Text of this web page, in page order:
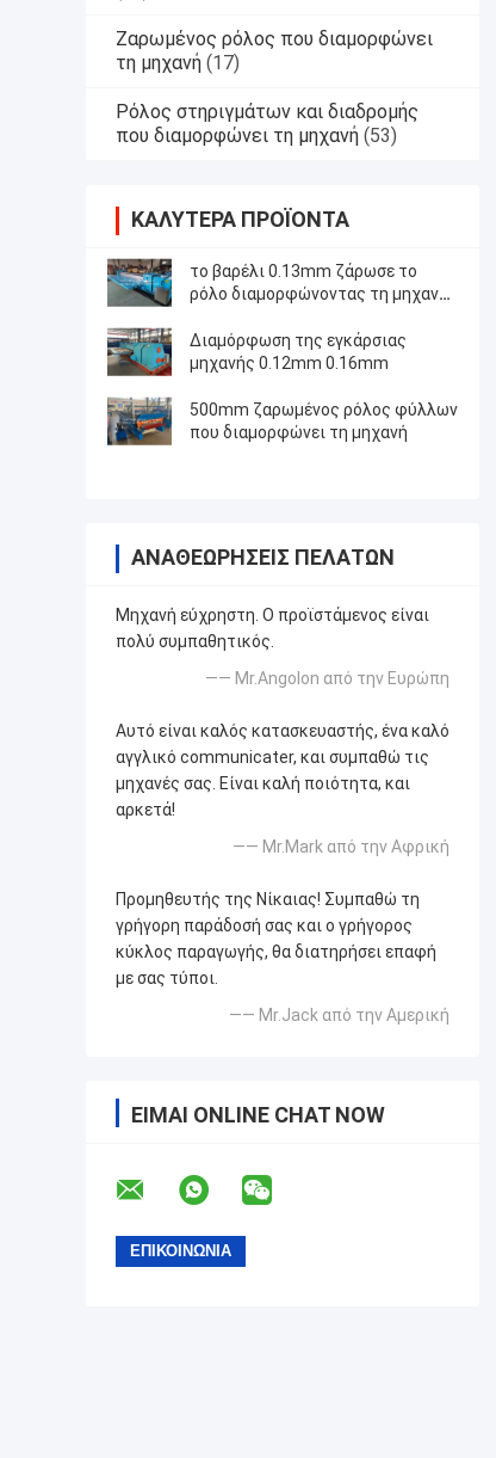
Ζαρωμένος ρόλος που διαμορφώνει
τη μηχανή (17)
Ρόλος στηριγμάτων και διαδρομής
που διαμορφώνει τη μηχανή (53)
ΚΑΛΎΤΕΡΑ ΠΡΟΪΌΝΤΑ
το βαρέλι 0.13mm ζάρωσε το
ρόλο διαμορφώνοντας τη μηχανή
Διαμόρφωση της εγκάρσιας
μηχανής 0.12mm 0.16mm
500mm ζαρωμένος ρόλος φύλλων
που διαμορφώνει τη μηχανή
ΑΝΑΘΕΩΡΉΣΕΙΣ ΠΕΛΑΤΏΝ
Μηχανή εύχρηστη. Ο προϊστάμενος είναι
πολύ συμπαθητικός.
—— Mr.Angolon από την Ευρώπη
Αυτό είναι καλός κατασκευαστής, ένα καλό
αγγλικό communicater, και συμπαθώ τις
μηχανές σας. Είναι καλή ποιότητα, και
αρκετά!
—— Mr.Mark από την Αφρική
Προμηθευτής της Νίκαιας! Συμπαθώ τη
γρήγορη παράδοσή σας και ο γρήγορος
κύκλος παραγωγής, θα διατηρήσει επαφή
με σας τύποι.
—— Mr.Jack από την Αμερική
ΕΊΜΑΙ ONLINE CHAT NOW